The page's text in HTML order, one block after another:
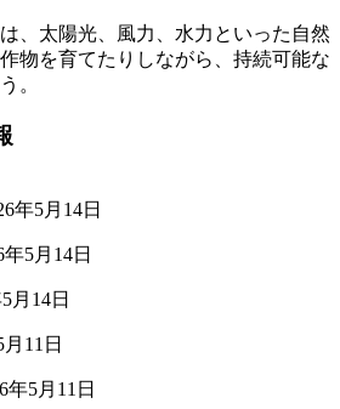
、太陽光、風力、水力といった自然
物を育てたりしながら、 持続可能な
。
年5月14日
年5月14日
月14日
11日
年5月11日